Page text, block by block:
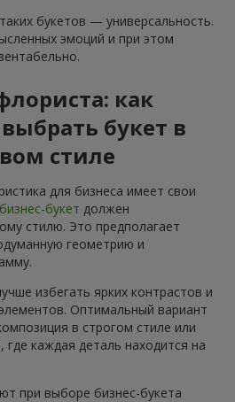
букетов — универсальность.
эмоций и при этом
как
букет в
стиле
для бизнеса имеет свои
бизнес-букет должен
стилю. Это предполагает
геометрию и
избегать ярких контрастов и
Оптимальный вариант
в строгом стиле или
каждая деталь находится на
при выборе бизнес-букета